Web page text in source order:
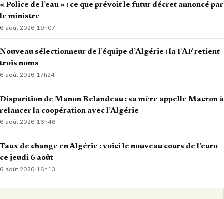
« Police de l’eau » : ce que prévoit le futur décret annoncé par
le ministre
6 août 2026· 19h07
Nouveau sélectionneur de l’équipe d’Algérie : la FAF retient
trois noms
6 août 2026·17h24
Disparition de Manon Relandeau : sa mère appelle Macron à
relancer la coopération avec l’Algérie
6 août 2026·16h46
Taux de change en Algérie : voici le nouveau cours de l’euro
ce jeudi 6 août
6 août 2026· 16h13